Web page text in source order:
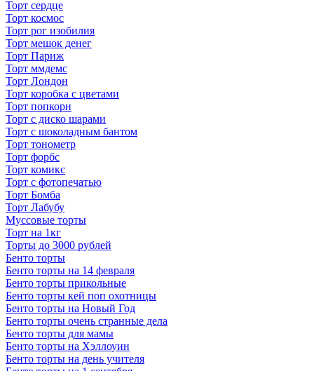
Торт сердце
Торт космос
Торт рог изобилия
Торт мешок денег
Торт Париж
Торт ммдемс
Торт Лондон
Торт коробка с цветами
Торт попкорн
Торт с диско шарами
Торт с шоколадным бантом
Торт тонометр
Торт форбс
Торт комикс
Торт с фотопечатью
Торт Бомба
Торт Лабубу
Муссовые торты
Торт на 1кг
Торты до 3000 рублей
Бенто торты
Бенто торты на 14 февраля
Бенто торты прикольные
Бенто торты кей поп охотницы
Бенто торты на Новый Год
Бенто торты очень странные дела
Бенто торты для мамы
Бенто торты на Хэллоуин
Бенто торты на день учителя